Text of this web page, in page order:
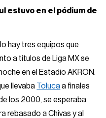
estuvo en el pódium de
hay tres equipos que
a títulos de Liga MX se
en el Estadio AKRON.
llevaba Tolucaa finales
los 2000, se esperaba
rebasado a Chivas y al